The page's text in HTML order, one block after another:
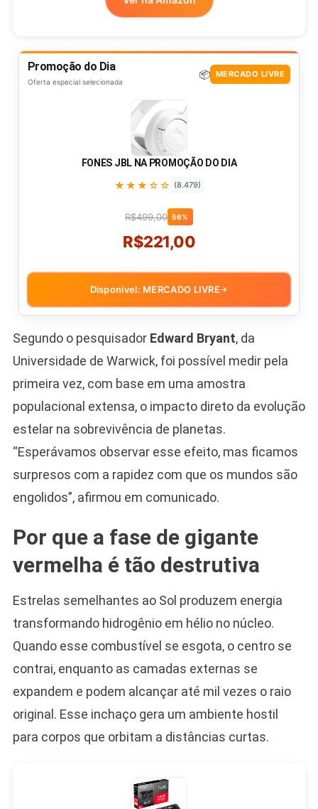
Promoção do Dia
Oferta especial selecionada
📦 MERCADO LIVRE
FONES JBL NA PROMOÇÃO DO DIA
★★★☆☆ (8.479)
R$499,00 56%
R$221,00
Disponível: MERCADO LIVRE→
Segundo o pesquisador Edward Bryant, da
Universidade de Warwick, foi possível medir pela
primeira vez, com base em uma amostra
populacional extensa, o impacto direto da evolução
estelar na sobrevivência de planetas.
“Esperávamos observar esse efeito, mas ficamos
surpresos com a rapidez com que os mundos são
engolidos”, afirmou em comunicado.
Por que a fase de gigante
vermelha é tão destrutiva
Estrelas semelhantes ao Sol produzem energia
transformando hidrogênio em hélio no núcleo.
Quando esse combustível se esgota, o centro se
contrai, enquanto as camadas externas se
expandem e podem alcançar até mil vezes o raio
original. Esse inchaço gera um ambiente hostil
para corpos que orbitam a distâncias curtas.